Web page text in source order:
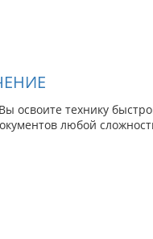
освоите технику
любой